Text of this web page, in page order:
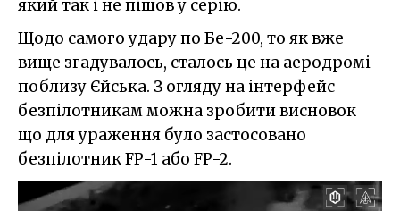
який так і не пішов у серію.
Щодо самого удару по Бе-200, то як вже
вище згадувалось, сталось це на аеродромі
поблизу Єйська. З огляду на інтерфейс
безпілотникам можна зробити висновок
що для ураження було застосовано
безпілотник FP-1 або FP-2.